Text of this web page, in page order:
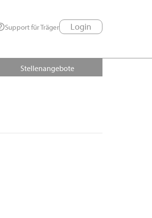
Support für Träger Login
Stellenangebote